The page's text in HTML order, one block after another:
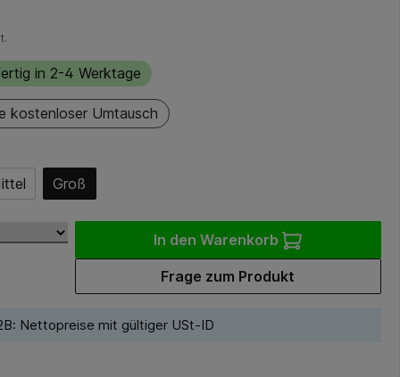
in 2-4 Werktage
kostenloser Umtausch
Groß
In den Warenkorb
Frage zum Produkt
Nettopreise mit gültiger USt-ID